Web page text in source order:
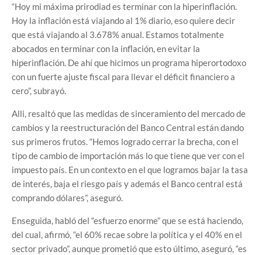
“Hoy mi máxima prirodiad es terminar con la hiperinflación.
Hoy la inflación está viajando al 1% diario, eso quiere decir
que está viajando al 3.678% anual. Estamos totalmente
abocados en terminar con la inflación, en evitar la
hiperinflación. De ahí que hicimos un programa hiperortodoxo
con un fuerte ajuste fiscal para llevar el déficit financiero a
cero”, subrayó.
Alli, resaltó que las medidas de sinceramiento del mercado de
cambios y la reestructuración del Banco Central están dando
sus primeros frutos. “Hemos logrado cerrar la brecha, con el
tipo de cambio de importación más lo que tiene que ver con el
impuesto país. En un contexto en el que logramos bajar la tasa
de interés, baja el riesgo país y además el Banco central está
comprando dólares”, aseguró.
Enseguida, habló del “esfuerzo enorme” que se está haciendo,
del cual, afirmó, “el 60% recae sobre la política y el 40% en el
sector privado”, aunque prometió que esto último, aseguró, “es